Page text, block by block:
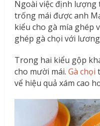
Ngoài việc định lượng
trống mái được anh
kiểu cho gà mía ghép
ghép gà chọi với
Trong hai kiểu gộp
cho mười mái. Gà chọi
vể hiệu quả xám cao